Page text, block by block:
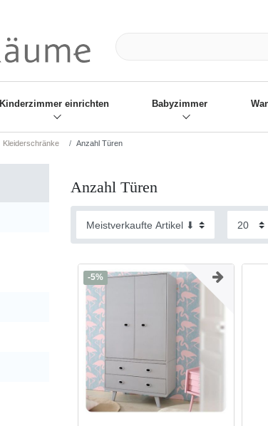
Kinderzimmer einrichten Babyzimmer
Kleiderschränke Anzahl Türen
Anzahl Türen
-5%